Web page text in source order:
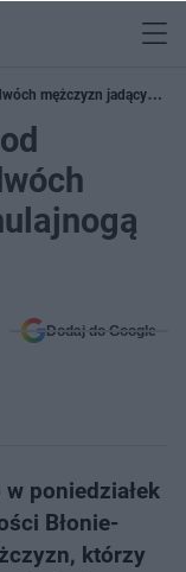
mężczyzn jadących
Dodaj do Google
poniedziałek
Błonie-
którzy